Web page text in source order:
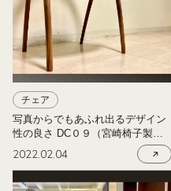
チェア
写真からでもあふれ出るデザイン
性の良さ DC０９（宮崎椅子製作
所）
2022.02.04